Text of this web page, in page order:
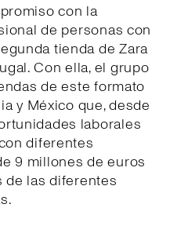
con la
de personas con
tienda de Zara
Con ella, el grupo
de este formato
y México que, desde
laborales
diferentes
9 millones de euros
de las diferentes